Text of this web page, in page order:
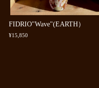
FIDRIO"Wave"(EARTH）
¥15,850